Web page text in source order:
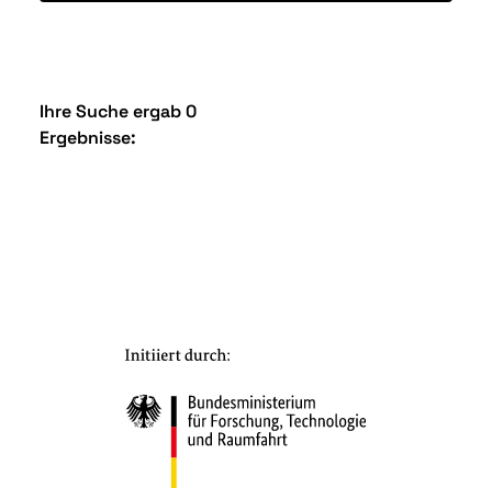
Ihre Suche ergab 0
Ergebnisse: